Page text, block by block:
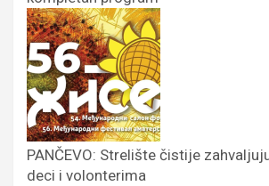
PANČEVO: Strelište čistije
deci i volonterima